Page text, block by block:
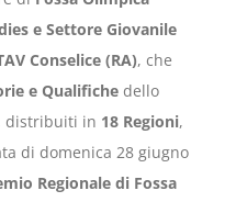
e Settore Giovanile
Conselice (RA), che
e Qualifiche dello
distribuiti in 18 Regioni,
di domenica 28 giugno
Regionale di Fossa